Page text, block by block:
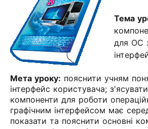
Тема
для ОС
Мета уроку: пояснити учням
інтерфейс користувача;
компоненти для роботи
графічним інтерфейсом має
показати та пояснити основні